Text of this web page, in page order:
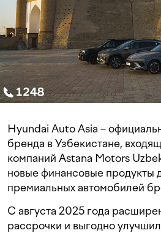
Hyundai Auto Asia –
бренда в Узбекистане,
компаний Astana Motors
новые финансовые продукты
премиальных автомобилей
С августа 2025 года
рассрочки и выгодно